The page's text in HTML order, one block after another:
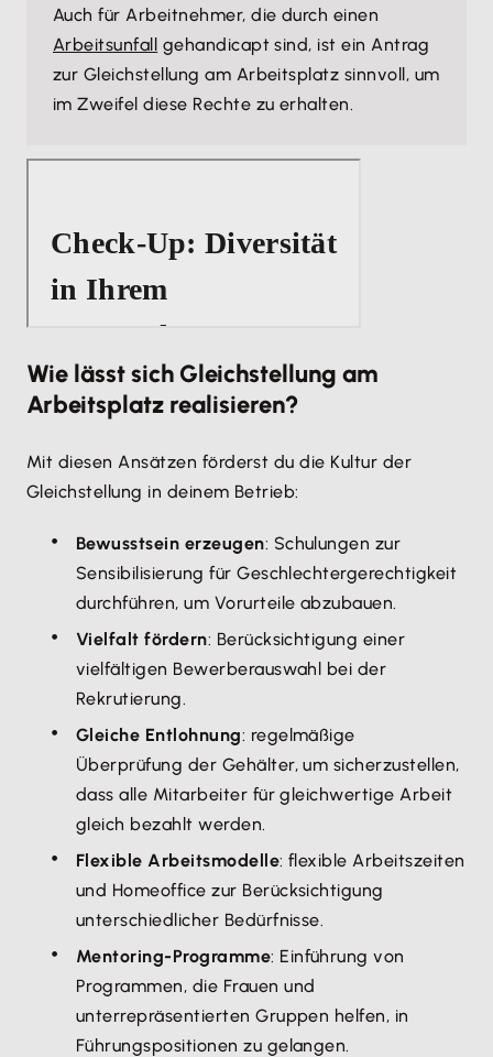
Auch für Arbeitnehmer, die durch einen
Arbeitsunfall gehandicapt sind, ist ein Antrag
zur Gleichstellung am Arbeitsplatz sinnvoll, um
im Zweifel diese Rechte zu erhalten.
Wie lässt sich Gleichstellung am
Arbeitsplatz realisieren?
Mit diesen Ansätzen förderst du die Kultur der
Gleichstellung in deinem Betrieb:
Bewusstsein erzeugen: Schulungen zur
Sensibilisierung für Geschlechtergerechtigkeit
durchführen, um Vorurteile abzubauen.
Vielfalt fördern: Berücksichtigung einer
vielfältigen Bewerberauswahl bei der
Rekrutierung.
Gleiche Entlohnung: regelmäßige
Überprüfung der Gehälter, um sicherzustellen,
dass alle Mitarbeiter für gleichwertige Arbeit
gleich bezahlt werden.
Flexible Arbeitsmodelle: flexible Arbeitszeiten
und Homeoffice zur Berücksichtigung
unterschiedlicher Bedürfnisse.
Mentoring-Programme: Einführung von
Programmen, die Frauen und
unterrepräsentierten Gruppen helfen, in
Führungspositionen zu gelangen.